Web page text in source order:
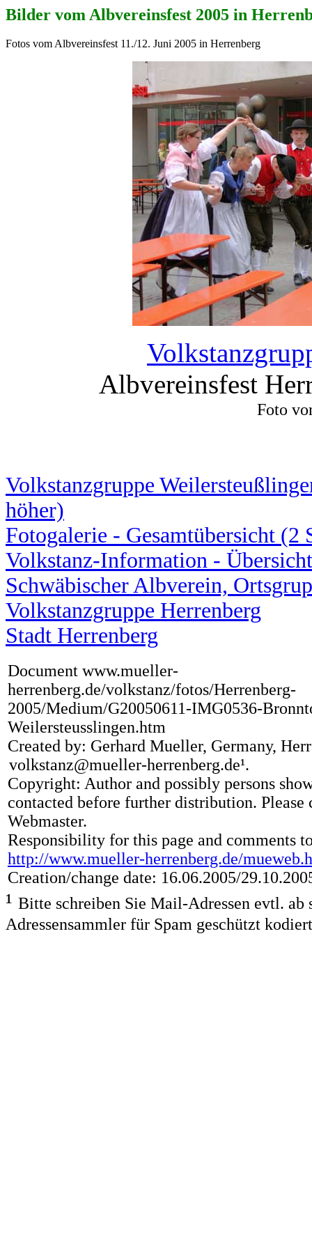
Bilder vom Albvereinsfest 2005 in
Fotos vom Albvereinsfest 11./12. Juni 2005 in Herrenberg
Albvereinsfest
Foto
Volkstanzgruppe
höher)
Fotogalerie - Gesamtübersicht (2
Volkstanz-Information -
Schwäbischer Albverein,
Volkstanzgruppe Herrenberg
Stadt Herrenberg
Document www.mueller-
herrenberg.de/volkstanz/fotos/Herrenberg-
2005/Medium/G20050611-IMG0536-
Weilersteusslingen.htm
Created by: Gerhard Mueller, Germany,
volkstanz@mueller-herrenberg.de¹.
Copyright: Author and possibly persons
contacted before further distribution. Please
Webmaster.
Responsibility for this page and comments
http://www.mueller-herrenberg.de/
Creation/change date: 16.06.2005/
¹ Bitte schreiben Sie Mail-Adressen evtl.
Adressensammler für Spam geschützt